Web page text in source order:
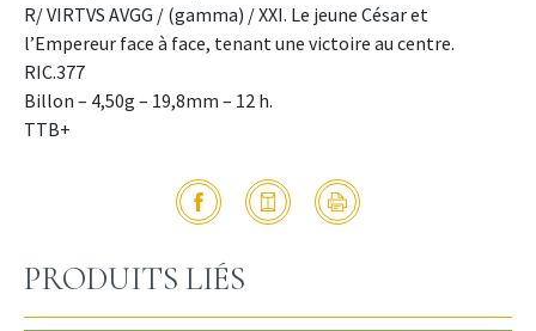
R/ VIRTVS AVGG / (gamma) / XXI. Le jeune César et
l’Empereur face à face, tenant une victoire au centre.
RIC.377
Billon – 4,50g – 19,8mm – 12 h.
TTB+
PRODUITS LIÉS